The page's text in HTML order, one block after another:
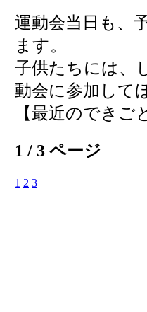
運動会当日も、
ます。
子供たちには、
動会に参加して
【最近のできご
1 / 3 ページ
1 2 3